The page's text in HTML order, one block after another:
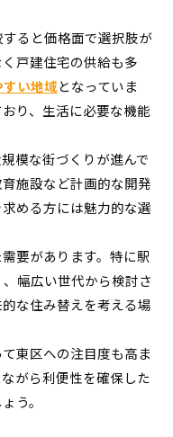
ると価格面で選択肢が
戸建住宅の供給も多
い地域となっていま
り、生活に必要な機能
模な街づくりが進んで
施設など計画的な開発
める方には魅力的な選
要があります。特に駅
幅広い世代から検討さ
な住み替えを考える場
東区への注目度も高ま
がら利便性を確保した
う。